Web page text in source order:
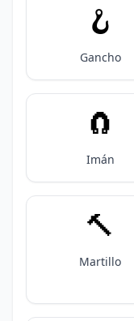
🪝
Gancho
🧲
Imán
🔨
Martillo